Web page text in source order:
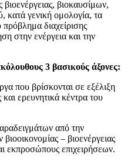
βιοκαυσίμων,
κατά γενική ομολογία, τα
διαχείρισης
στην ενέργεια και την
3 βασικούς άξονες:
που βρίσκονται σε εξέλιξη
ερευνητικά κέντρα του
από την
– βιοενέργειας
επιχειρήσεων.